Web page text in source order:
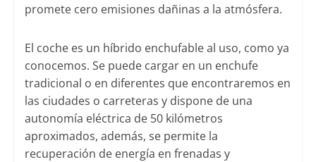
promete cero emisiones dañinas a la atmósfera.
El coche es un híbrido enchufable al uso, como ya
conocemos. Se puede cargar en un enchufe
tradicional o en diferentes que encontraremos en
las ciudades o carreteras y dispone de una
autonomía eléctrica de 50 kilómetros
aproximados, además, se permite la
recuperación de energía en frenadas y